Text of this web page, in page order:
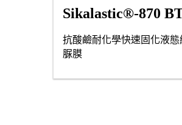
Sikalastic®-870
抗酸鹼耐化學快速固化液態
脲膜